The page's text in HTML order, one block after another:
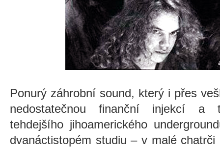
Ponurý záhrobní sound, který i přes
nedostatečnou finanční injekcí a
tehdejšího jihoamerického
dvanáctistopém studiu – v malé